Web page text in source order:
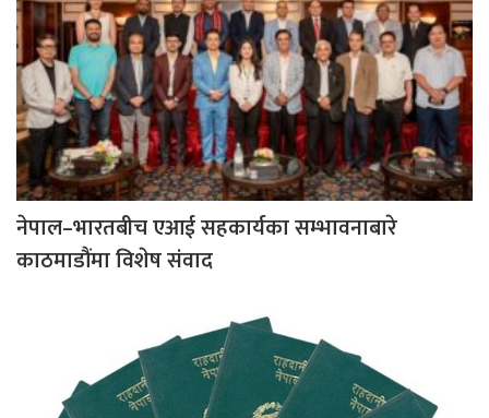
नेपाल–भारतबीच एआई सहकार्यका सम्भावनाबारे
काठमाडौंमा विशेष संवाद